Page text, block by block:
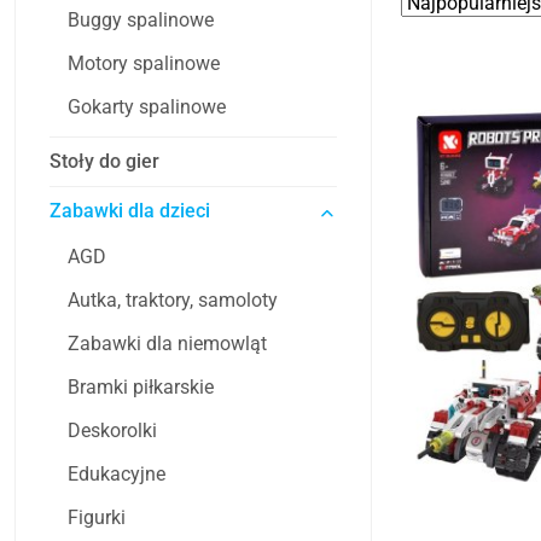
Buggy spalinowe
Motory spalinowe
Gokarty spalinowe
Stoły do gier
Zabawki dla dzieci
AGD
Autka, traktory, samoloty
Zabawki dla niemowląt
Bramki piłkarskie
Deskorolki
Edukacyjne
Figurki